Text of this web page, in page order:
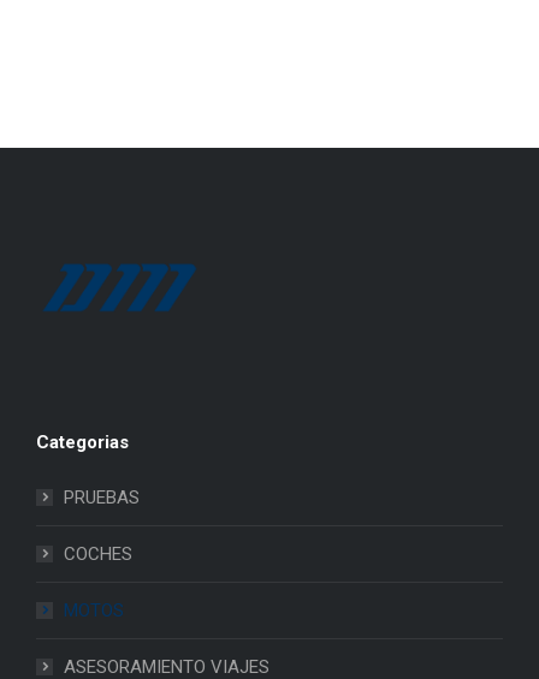
Categorias
PRUEBAS
COCHES
MOTOS
ASESORAMIENTO VIAJES